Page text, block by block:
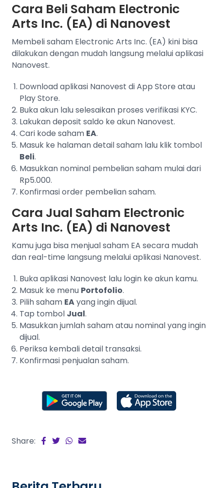
Cara Beli Saham Electronic
Arts Inc. (EA) di Nanovest
Membeli saham Electronic Arts Inc. (EA) kini bisa
dilakukan dengan mudah langsung melalui aplikasi
Nanovest.
Download aplikasi Nanovest di App Store atau
Play Store.
Buka akun lalu selesaikan proses verifikasi KYC.
Lakukan deposit saldo ke akun Nanovest.
Cari kode saham EA.
Masuk ke halaman detail saham lalu klik tombol
Beli.
Masukkan nominal pembelian saham mulai dari
Rp5.000.
Konfirmasi order pembelian saham.
Cara Jual Saham Electronic
Arts Inc. (EA) di Nanovest
Kamu juga bisa menjual saham EA secara mudah
dan real-time langsung melalui aplikasi Nanovest.
Buka aplikasi Nanovest lalu login ke akun kamu.
Masuk ke menu Portofolio.
Pilih saham EAyang ingin dijual.
Tap tombol Jual.
Masukkan jumlah saham atau nominal yang ingin
dijual.
Periksa kembali detail transaksi.
Konfirmasi penjualan saham.
Share: